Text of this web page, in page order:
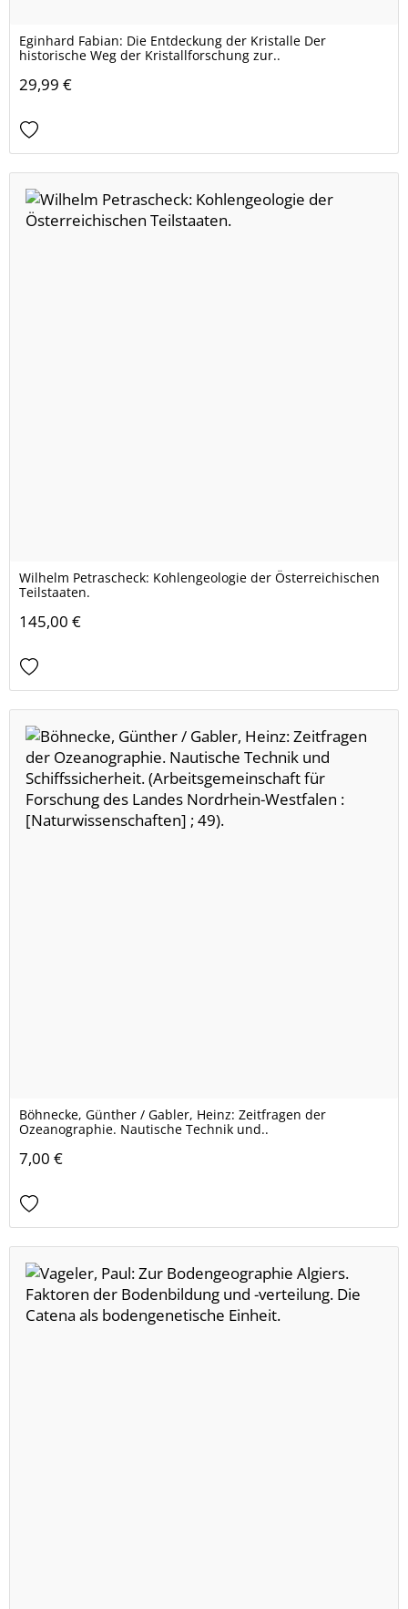
Eginhard Fabian: Die Entdeckung der Kristalle Der
historische Weg der Kristallforschung zur..
29,99 €
Wilhelm Petrascheck: Kohlengeologie der Österreichischen
Teilstaaten.
145,00 €
Böhnecke, Günther / Gabler, Heinz: Zeitfragen der
Ozeanographie. Nautische Technik und..
7,00 €